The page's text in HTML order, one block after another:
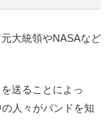
大統領やNASAなど
送ることによっ
人々がバンドを知